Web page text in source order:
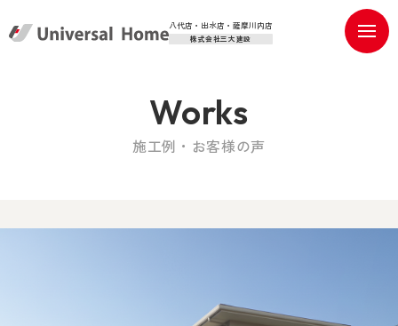
八代店・出水店・薩摩川内店
株式会社三大建設
Works
施工例・お客様の声